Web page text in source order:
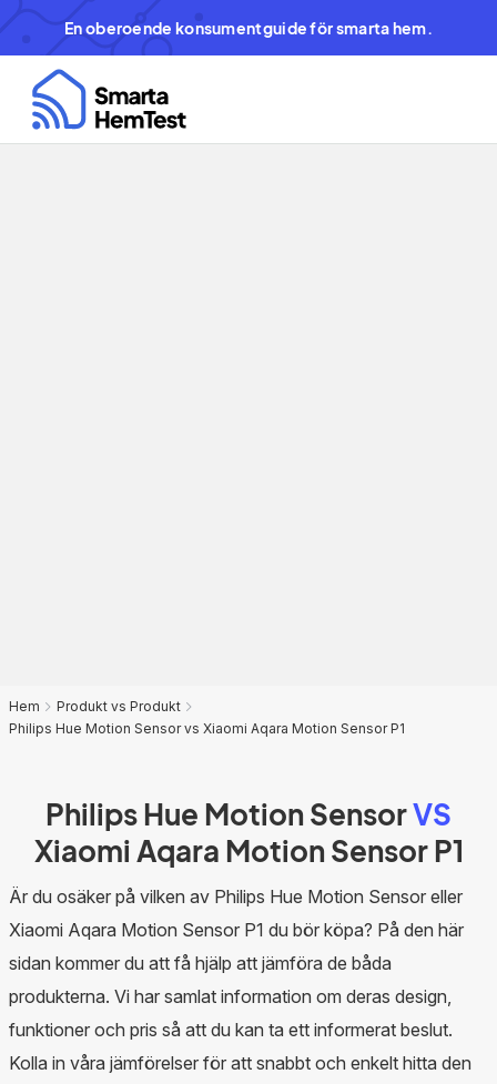
En oberoende konsumentguide för smarta hem.
Hem
Produkt vs Produkt
Philips Hue Motion Sensor vs Xiaomi Aqara Motion Sensor P1
Philips Hue Motion SensorVS
Xiaomi Aqara Motion Sensor P1
Är du osäker på vilken av Philips Hue Motion Sensor eller
Xiaomi Aqara Motion Sensor P1 du bör köpa? På den här
sidan kommer du att få hjälp att jämföra de båda
produkterna. Vi har samlat information om deras design,
funktioner och pris så att du kan ta ett informerat beslut.
Kolla in våra jämförelser för att snabbt och enkelt hitta den